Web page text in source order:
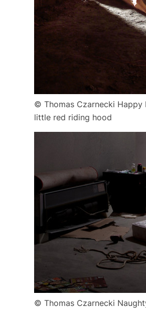
© Thomas Czarnecki Happy
little red riding hood
© Thomas Czarnecki